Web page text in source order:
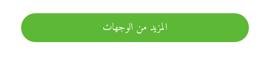
المزيد من الوجهات